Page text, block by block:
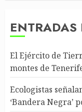
ENTRADAS
El Ejército de
montes de
Ecologistas
‘Bandera Negra’